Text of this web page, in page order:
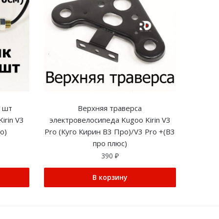
V3
Верхняя траверса
электровелосипеда Kugoo Kirin V3
Pro (Куго Кирин В3 Про)/V3 Pro +(В3
про плюс)
390 ₽
В корзину